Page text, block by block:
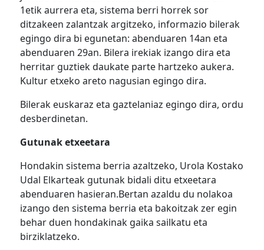
1etik aurrera eta, sistema berri horrek sor
ditzakeen zalantzak argitzeko, informazio bilerak
egingo dira bi egunetan: abenduaren 14an eta
abenduaren 29an. Bilera irekiak izango dira eta
herritar guztiek daukate parte hartzeko aukera.
Kultur etxeko areto nagusian egingo dira.
Bilerak euskaraz eta gaztelaniaz egingo dira, ordu
desberdinetan.
Gutunak etxeetara
Hondakin sistema berria azaltzeko, Urola Kostako
Udal Elkarteak gutunak bidali ditu etxeetara
abenduaren hasieran.Bertan azaldu du nolakoa
izango den sistema berria eta bakoitzak zer egin
behar duen hondakinak gaika sailkatu eta
birziklatzeko.